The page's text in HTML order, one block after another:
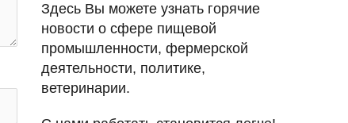
Здесь Вы можете узнать горячие
новости о сфере пищевой
промышленности, фермерской
деятельности, политике,
ветеринарии.